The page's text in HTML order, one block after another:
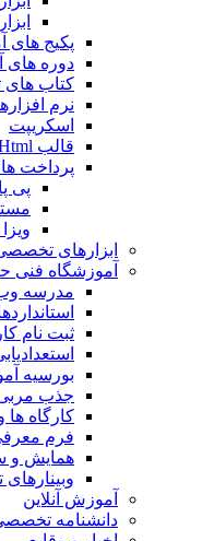
پکیج
دوره
کتاب
نرم
اسکریپت
قالب Html
پرداخت
پی
ابزارهای
آموزشگاه فنی
مدرسه وب
ثبت نام
بورسیه
جذب
کارگاه
فرم
همایش و
آموزش آنلاین
دانشنامه